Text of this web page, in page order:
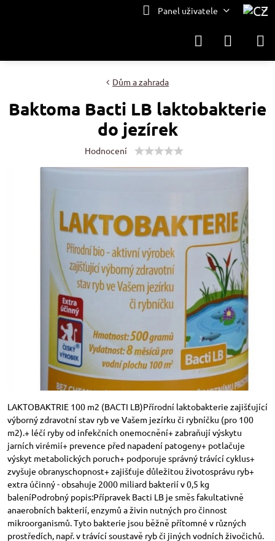
Panel uživatele
Dům a zahrada
Baktoma Bacti LB laktobakterie
do jezírek
Hodnocení
LAKTOBAKTRIE 100 m2 (BACTI LB)Přírodní laktobakterie zajišťující
výborný zdravotní stav ryb ve Vašem jezírku či rybníčku (pro 100
m2).+ léčí ryby od infekčních onemocnění+ zabraňují výskytu
jarních virémií+ prevence před napadení patogeny+ potlačuje
výskyt metabolických poruch+ podporuje správný trávící cyklus+
zvyšuje obranyschopnost+ zajišťuje důležitou životosprávu ryb+
extra účinný - obsahuje 2000 miliard bakterií v 0,5 kg
baleníPodrobný popis:Přípravek Bacti LB je směs fakultativně
anaerobních bakterií, enzymů a živin nutných pro činnost
mikroorganismů. Tyto bakterie jsou běžně přítomné v různých
prostředích, např. v trávící soustavě ryb či jiných vodních živočichů.